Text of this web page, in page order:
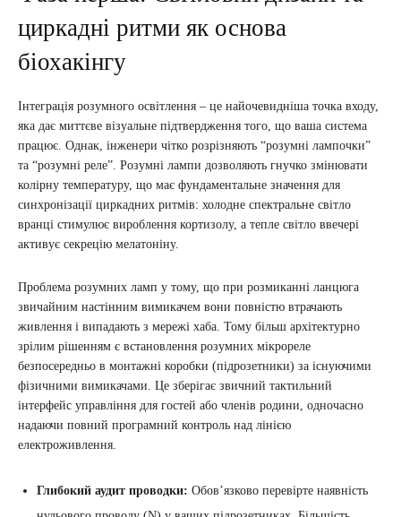
циркадні ритми як основа
біохакінгу
Інтеграція розумного освітлення – це найочевидніша точка входу,
яка дає миттєве візуальне підтвердження того, що ваша система
працює. Однак, інженери чітко розрізняють “розумні лампочки”
та “розумні реле”. Розумні лампи дозволяють гнучко змінювати
колірну температуру, що має фундаментальне значення для
синхронізації циркадних ритмів: холодне спектральне світло
вранці стимулює вироблення кортизолу, а тепле світло ввечері
активує секрецію мелатоніну.
Проблема розумних ламп у тому, що при розмиканні ланцюга
звичайним настінним вимикачем вони повністю втрачають
живлення і випадають з мережі хаба. Тому більш архітектурно
зрілим рішенням є встановлення розумних мікрореле
безпосередньо в монтажні коробки (підрозетники) за існуючими
фізичними вимикачами. Це зберігає звичний тактильний
інтерфейс управління для гостей або членів родини, одночасно
надаючи повний програмний контроль над лінією
електроживлення.
Глибокий аудит проводки: Обов’язково перевірте наявність